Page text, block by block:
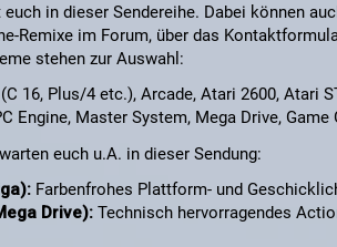
in dieser Sendereihe. Dabei können
Remixe im Forum, über das
stehen zur Auswahl:
16, Plus/4 etc.), Arcade, Atari 2600, Atari
Engine, Master System, Mega Drive,
euch u.A. in dieser Sendung:
Farbenfrohes Plattform- und
Drive): Technisch hervorragendes